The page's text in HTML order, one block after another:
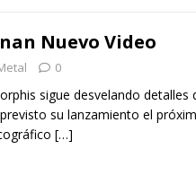
Nuevo Video
0
sigue desvelando detalles
su lanzamiento el
[…]